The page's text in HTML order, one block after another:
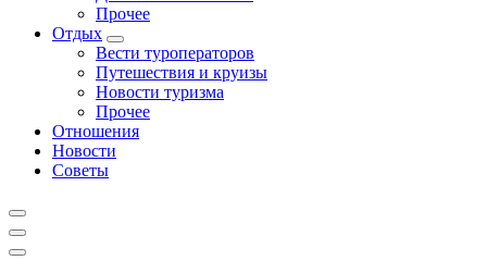
Прочее
Отдых
Вести туроператоров
Путешествия и круизы
Новости туризма
Прочее
Отношения
Новости
Советы